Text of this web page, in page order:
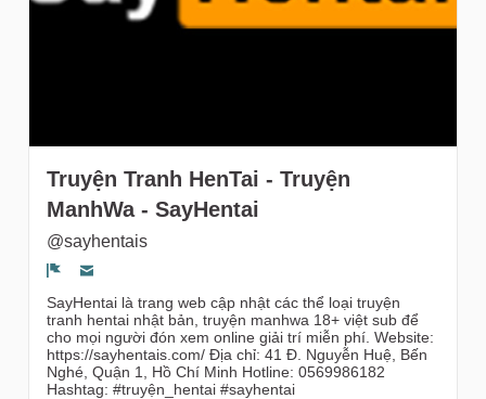
Truyện Tranh HenTai - Truyện
ManhWa - SayHentai
@sayhentais
Segnala un problema
SayHentai là trang web cập nhật các thể loại truyện
tranh hentai nhật bản, truyện manhwa 18+ việt sub để
cho mọi người đón xem online giải trí miễn phí. Website:
https://sayhentais.com/ Địa chỉ: 41 Đ. Nguyễn Huệ, Bến
Nghé, Quận 1, Hồ Chí Minh Hotline: 0569986182
Hashtag: #truyện_hentai #sayhentai